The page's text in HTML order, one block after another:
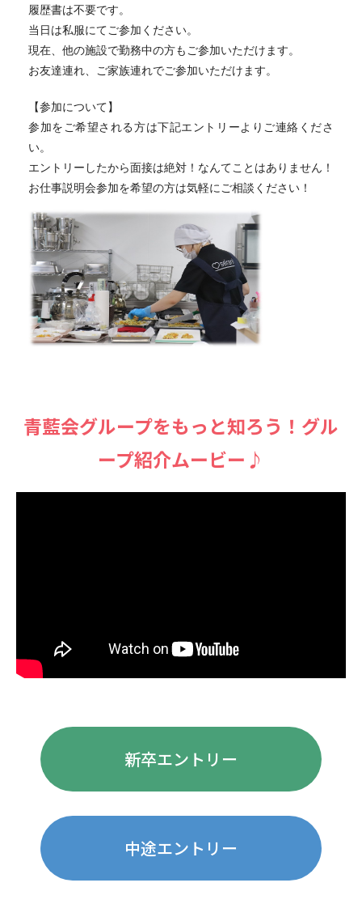
履歴書は不要です。
当日は私服にてご参加ください。
現在、他の施設で勤務中の方もご参加いただけます。
お友達連れ、ご家族連れでご参加いただけます。
【参加について】
参加をご希望される方は下記エントリーよりご連絡くださ
い。
エントリーしたから面接は絶対！なんてことはありません！
お仕事説明会参加を希望の方は気軽にご相談ください！
⻘藍会グループをもっと知ろう！グル
ープ紹介ムービー♪